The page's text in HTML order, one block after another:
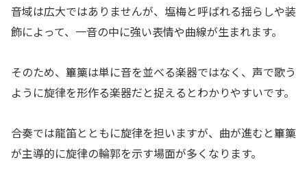
音域は広大ではありませんが、塩梅と呼ばれる揺らしや装
飾によって、一音の中に強い表情や曲線が生まれます。
そのため、篳篥は単に音を並べる楽器ではなく、声で歌う
ように旋律を形作る楽器だと捉えるとわかりやすいです。
合奏では龍笛とともに旋律を担いますが、曲が進むと篳篥
が主導的に旋律の輪郭を示す場面が多くなります。